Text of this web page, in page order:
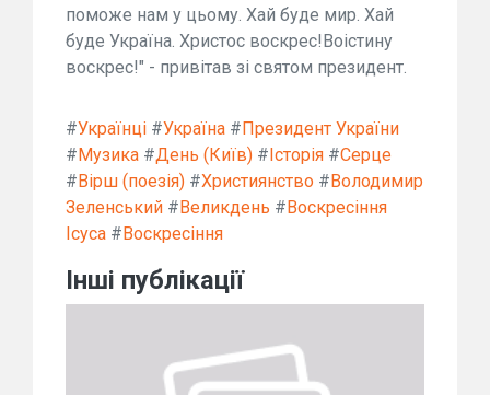
поможе нам у цьому. Хай буде мир. Хай
буде Україна. Христос воскрес!Воістину
воскрес!" - привітав зі святом президент.
#Українці #Україна #Президент України
#Музика #День (Київ) #Історія #Серце
#Вірш (поезія) #Християнство #Володимир
Зеленський #Великдень #Воскресіння
Ісуса #Воскресіння
Інші публікації